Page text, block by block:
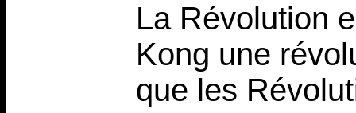
La Révolution
Kong une
que les